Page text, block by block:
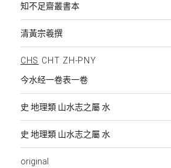
知不足齋叢書本
清黃宗羲撰
CHS CHT ZH-PNY
今水经一卷表一卷
史 地理類 山水志之屬 水
史 地理類 山水志之屬 水
original